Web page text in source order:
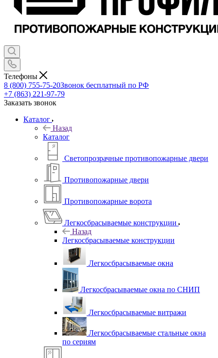
Телефоны
8 (800) 755-75-20Звонок бесплатный по РФ
+7 (863) 221-97-79
Заказать звонок
Каталог
Назад
Каталог
Светопрозрачные противопожарные двери
Противопожарные двери
Противопожарные ворота
Легкосбрасываемые конструкции
Назад
Легкосбрасываемые конструкции
Легкосбрасываемые окна
Легкосбрасываемые окна по СНИП
Легкосбрасываемые витражи
Легкосбрасываемые стальные окна
по сериям